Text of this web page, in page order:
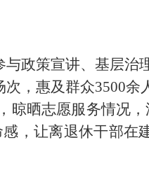
政策宣讲、基层治
，惠及群众3500余
晾晒志愿服务情况
，让离退休干部在